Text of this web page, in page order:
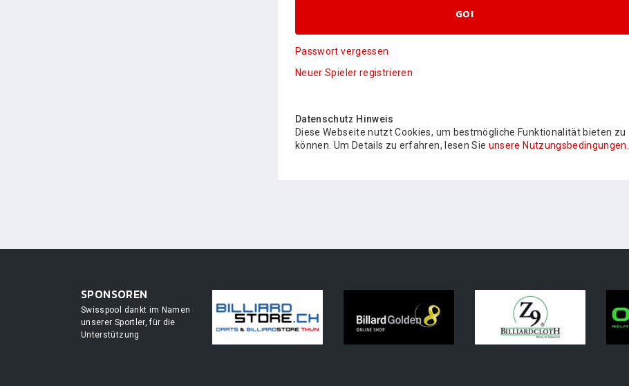
GO!
Passwort vergessen
Neuer Spieler registrieren
Datenschutz Hinweis
Diese Webseite nutzt Cookies, um bestmögliche Funktionalität bieten zu
können. Um Details zu erfahren, lesen Sie unsere Nutzungsbedingungen.
SPONSOREN
Swisspool dankt im Namen
unserer Sportler, für die
Unterstützung